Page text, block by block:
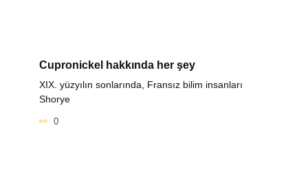
Cupronickel hakkında her şey
XIX. yüzyılın sonlarında, Fransız bilim insanları
Shorye
0